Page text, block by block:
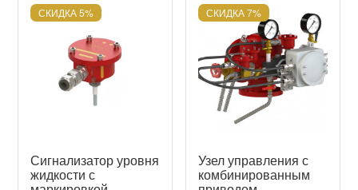
СКИДКА 5%
Сигнализатор уровня
жидкости с
СКИДКА 7%
Узел управления с
комбинированным